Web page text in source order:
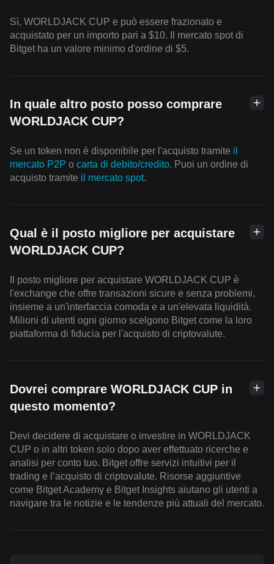
Sì, WORLDJACK CUP e può essere frazionato e
acquistato per un importo pari a $10. Il mercato spot di
Bitget ha un valore minimo d'ordine di $5.
In quale altro posto posso comprare
WORLDJACK CUP?
Se un token non è disponibile per l'acquisto tramite il
mercato P2P o carta di debito/credito. Puoi un ordine di
acquisto tramite il mercato spot.
Qual è il posto migliore per acquistare
WORLDJACK CUP?
Il posto migliore per acquistare WORLDJACK CUP è
l'exchange che offre transazioni sicure e senza problemi,
insieme a un'interfaccia comoda e a un'elevata liquidità.
Milioni di utenti ogni giorno scelgono Bitget come la loro
piattaforma di fiducia per l'acquisto di criptovalute.
Dovrei comprare WORLDJACK CUP in
questo momento?
Devi decidere di acquistare o investire in WORLDJACK
CUP o in altri token solo dopo aver effettuato ricerche e
analisi per conto tuo. Bitget offre servizi intuitivi per il
trading e l’acquisto di criptovalute. Risorse aggiuntive
come Bitget Academy e Bitget Insights aiutano gli utenti a
navigare tra le notizie e le tendenze più attuali del mercato.